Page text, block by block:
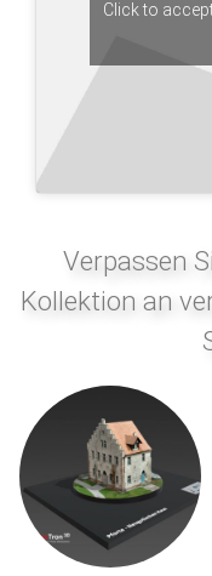
Click to
Verpassen
Kollektion an